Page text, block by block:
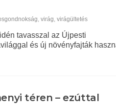
,virág,virágültetés
tavasszal az Újpesti
és új növényfajták
téren – ezúttal